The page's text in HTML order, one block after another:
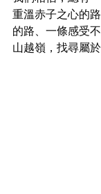
重溫赤子之心的
的路、一條感受
山越嶺，找尋屬於